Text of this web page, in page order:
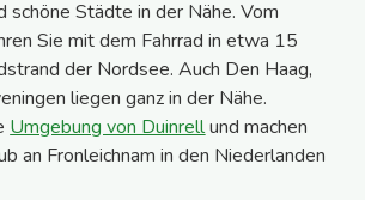
schöne Städte in der Nähe. Vom
Sie mit dem Fahrrad in etwa 15
der Nordsee. Auch Den Haag,
liegen ganz in der Nähe.
Umgebung von Duinrellund machen
an Fronleichnam in den Niederlanden